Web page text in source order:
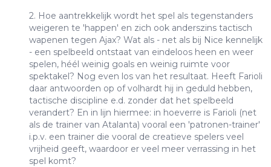
2. Hoe aantrekkelijk wordt het spel als tegenstanders
weigeren te 'happen' en zich ook anderszins tactisch
wapenen tegen Ajax? Wat als - net als bij Nice kennelijk
- een spelbeeld ontstaat van eindeloos heen en weer
spelen, héél weinig goals en weinig ruimte voor
spektakel? Nog even los van het resultaat. Heeft Farioli
daar antwoorden op of volhardt hij in geduld hebben,
tactische discipline e.d. zonder dat het spelbeeld
verandert? En in lijn hiermee: in hoeverre is Farioli (net
als de trainer van Atalanta) vooral een 'patronen-trainer'
i.p.v. een trainer die vooral de creatieve spelers veel
vrijheid geeft, waardoor er veel meer verrassing in het
spel komt?